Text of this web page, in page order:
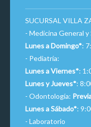
SUCURSAL VILLA
- Medicina General
Lunes a Domingo*:
- Pediatría:
Lunes a Viernes*:
Lunes y Jueves*:
- Odontología:
Lunes a Sábado*:
- Laboratorio